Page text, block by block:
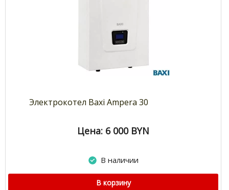
Электрокотел Baxi Ampera 30
Цена: 6 000 BYN
В наличии
В корзину